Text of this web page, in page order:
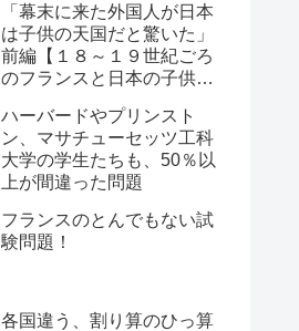
「幕末に来た外国人が日本
は子供の天国だと驚いた」
前編【１８～１９世紀ごろ
のフランスと日本の子供の
ハーバードやプリンスト
ン、マサチューセッツ工科
大学の学生たちも、50％以
上が間違った問題
フランスのとんでもない試
験問題！
各国違う、割り算のひっ算